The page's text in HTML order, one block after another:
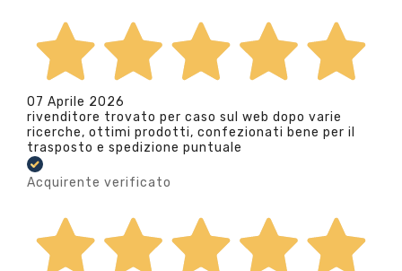
07 Aprile 2026
rivenditore trovato per caso sul web dopo varie
ricerche, ottimi prodotti, confezionati bene per il
trasposto e spedizione puntuale
Acquirente verificato